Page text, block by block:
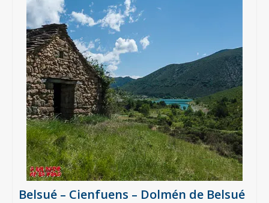
Belsué – Cienfuens – Dolmén de Belsué